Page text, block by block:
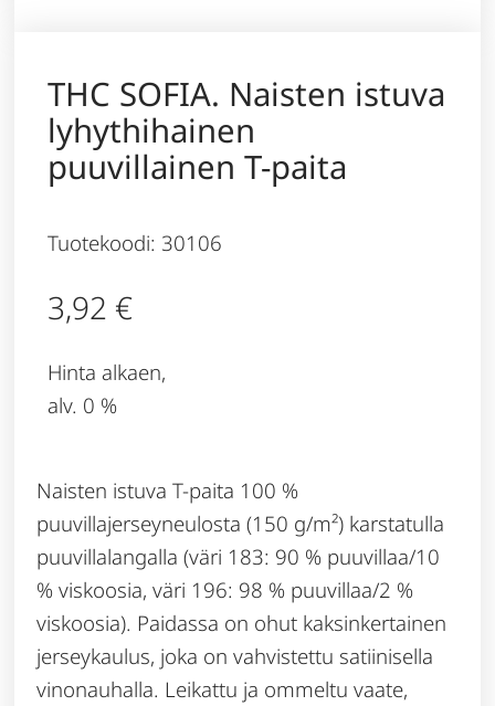
THC SOFIA. Naisten istuva
lyhythihainen
puuvillainen T-paita
Tuotekoodi: 30106
3,92 €
Hinta alkaen,
alv. 0 %
Naisten istuva T-paita 100 %
puuvillajerseyneulosta (150 g/m²) karstatulla
puuvillalangalla (väri 183: 90 % puuvillaa/10
% viskoosia, väri 196: 98 % puuvillaa/2 %
viskoosia). Paidassa on ohut kaksinkertainen
jerseykaulus, joka on vahvistettu satiinisella
vinonauhalla. Leikattu ja ommeltu vaate,